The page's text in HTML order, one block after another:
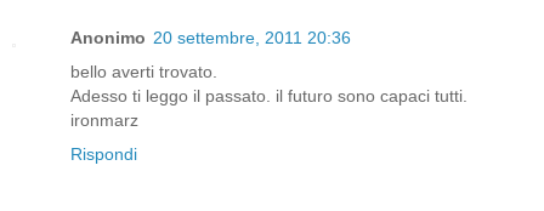
Anonimo 20 settembre, 2011 20:36
bello averti trovato.
Adesso ti leggo il passato. il futuro sono capaci tutti.
ironmarz
Rispondi